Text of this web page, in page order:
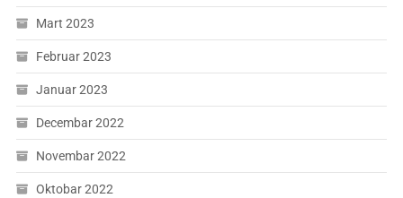
Mart 2023
Februar 2023
Januar 2023
Decembar 2022
Novembar 2022
Oktobar 2022